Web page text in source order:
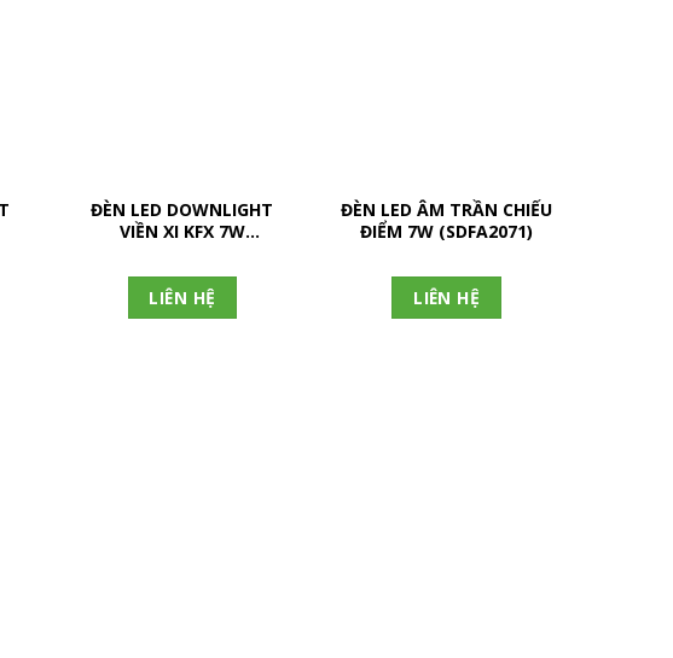
ĐÈN LED DOWNLIGHT
VIỀN XI KFX 7W
LIÊN HỆ
ĐÈN LED ÂM TRẦN CHIẾU
ĐIỂM 7W (SDFA2071)
LIÊN HỆ